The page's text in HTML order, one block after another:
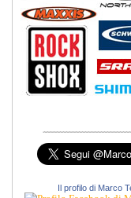
Il profilo di Marco